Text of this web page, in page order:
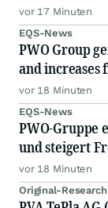
vor 17 Minuten
EQS-News
PWO Group
and increases
vor 18 Minuten
EQS-News
PWO-Gruppe
und steigert
vor 18 Minuten
Original-Research